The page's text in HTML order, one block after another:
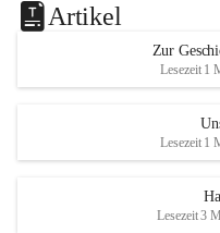
Artikel
Zur
Lesezeit 1
Lesezeit 1
Lesezeit 3